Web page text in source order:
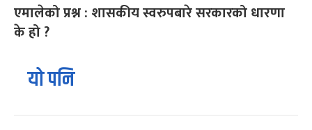
एमालेको प्रश्न : शासकीय स्वरुपबारे सरकारको धारणा
के हो ?
यो पनि